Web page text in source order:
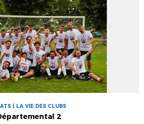
| LA VIE DES CLUBS
2